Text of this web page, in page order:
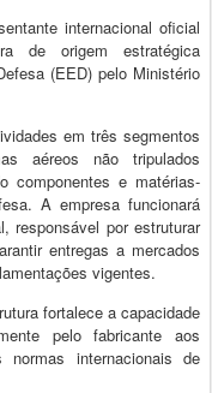
internacional oficial
de origem estratégica
(EED) pelo Ministério
em três segmentos
aéreos não tripulados
componentes e matérias-
A empresa funcionará
responsável por estruturar
entregas a mercados
vigentes.
fortalece a capacidade
pelo fabricante aos
normas internacionais de